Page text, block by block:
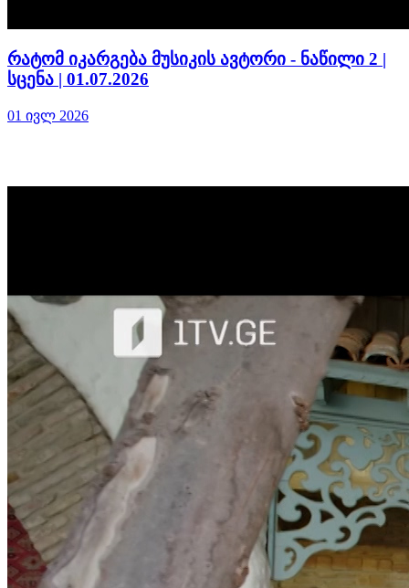
რატომ იკარგება მუსიკის ავტორი - ნაწილი 2 |
სცენა | 01.07.2026
01 ივლ 2026